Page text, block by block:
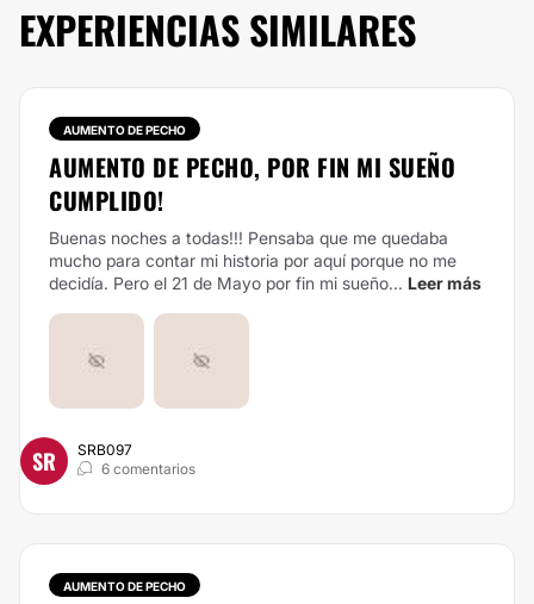
EXPERIENCIAS SIMILARES
AUMENTO DE PECHO
AUMENTO DE PECHO, POR FIN MI SUEÑO
CUMPLIDO!
Buenas noches a todas!!! Pensaba que me quedaba
mucho para contar mi historia por aquí porque no me
decidía. Pero el 21 de Mayo por fin mi sueño... Leer más
SR
SRB097
6 comentarios
AUMENTO DE PECHO